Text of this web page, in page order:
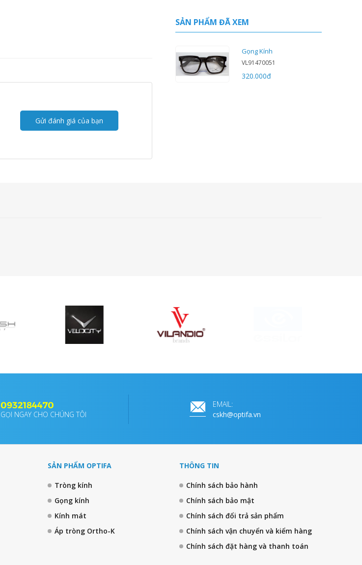
Gửi đánh giá của bạn
SẢN PHẨM ĐÃ XEM
Gọng Kính
VL91470051
320.000đ
0932184470
GỌI NGAY CHO CHÚNG TÔI
EMAIL:
cskh@optifa.vn
SẢN PHẨM OPTIFA
Tròng kính
Gọng kính
Kính mát
Áp tròng Ortho-K
THÔNG TIN
Chính sách bảo hành
Chính sách bảo mật
Chính sách đổi trả sản phẩm
Chính sách vận chuyển và kiểm hàng
Chính sách đặt hàng và thanh toán